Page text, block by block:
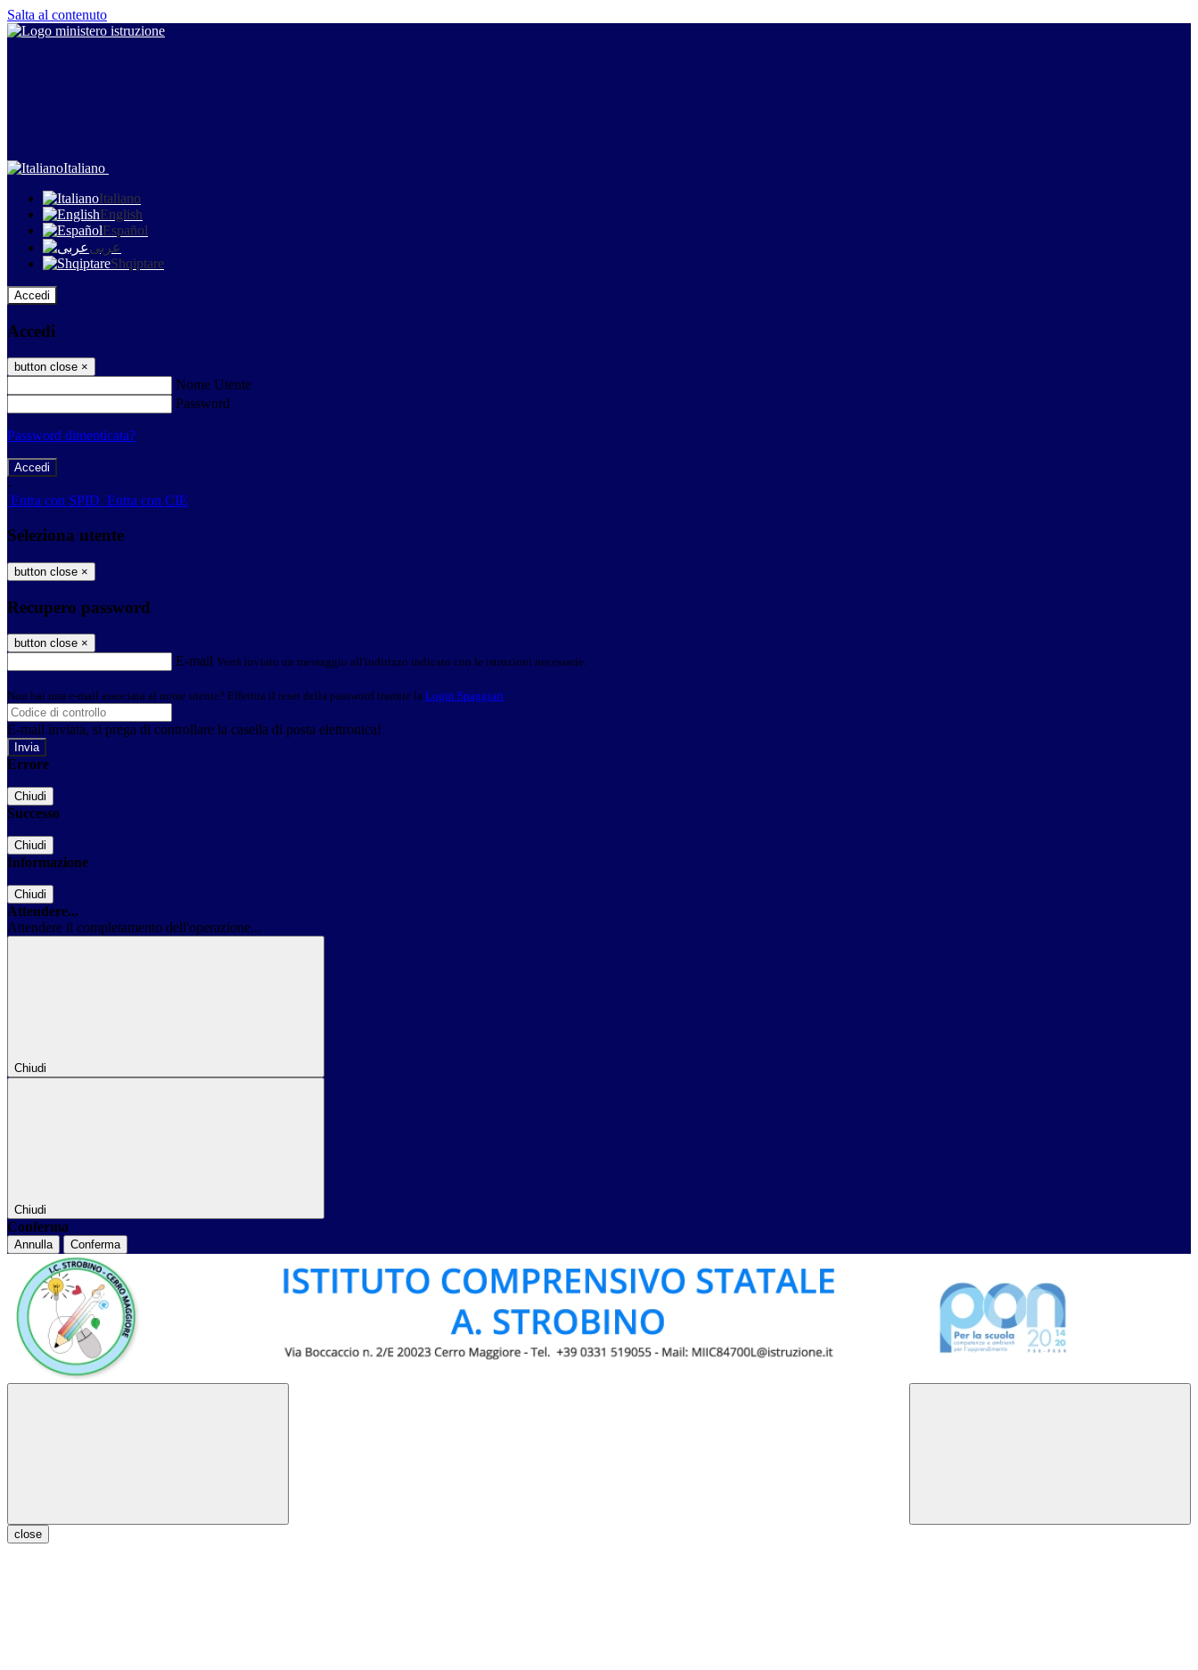
Salta al contenuto
Italiano
Italiano
English
Español
عربى
Shqiptare
Accedi
Accedi
button close ×
Nome Utente
Password
Password dimenticata?
-
Entra con SPID Entra con CIE
Seleziona utente
button close ×
Recupero password
button close ×
E-mail Verrà inviato un messaggio all'indirizzo indicato con le istruzioni necessarie.
Non hai una e-mail associata al nome utente? Effettua il reset della password tramite la Login Spaggiari
E-mail inviata, si prega di controllare la casella di posta elettronica!
Errore
Chiudi
Successo
Chiudi
Informazione
Chiudi
Attendere...
Attendere il completamento dell'operazione...
Chiudi
Chiudi
Conferma
Annulla Conferma
close